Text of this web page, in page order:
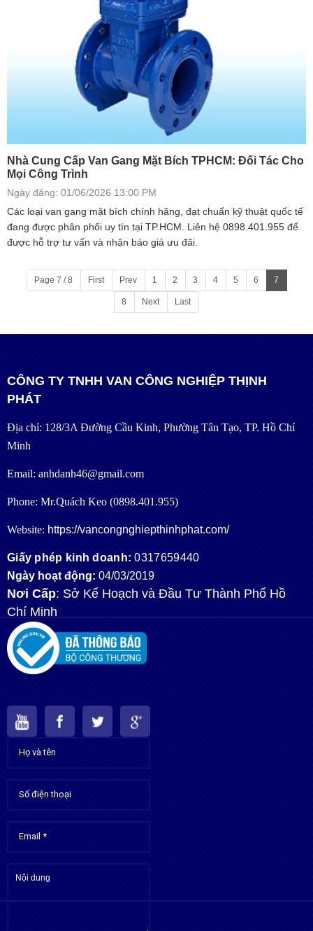
Nhà Cung Cấp Van Gang Mặt Bích TPHCM: Đối Tác Cho
Mọi Công Trình
Ngày đăng: 01/06/2026 13:00 PM
Các loại van gang mặt bích chính hãng, đạt chuẩn kỹ thuật quốc tế
đang được phân phối uy tín tại TP.HCM. Liên hệ 0898.401.955 để
được hỗ trợ tư vấn và nhận báo giá ưu đãi.
Page 7 / 8 First Prev 1 2 3 4 5 6 7
8 Next Last
CÔNG TY TNHH VAN CÔNG NGHIỆP THỊNH
PHÁT
Địa chỉ: 128/3A Đường Cầu Kinh, Phường Tân Tạo, TP. Hồ Chí
Minh
Email: anhdanh46@gmail.com
Phone: Mr.Quách Keo (0898.401.955)
Website: https://vancongnghiepthinhphat.com/
Giấy phép kinh doanh: 0317659440
Ngày hoạt động: 04/03/2019
Nơi Cấp: Sở Kế Hoạch và Đầu Tư Thành Phố Hồ
Chí Minh